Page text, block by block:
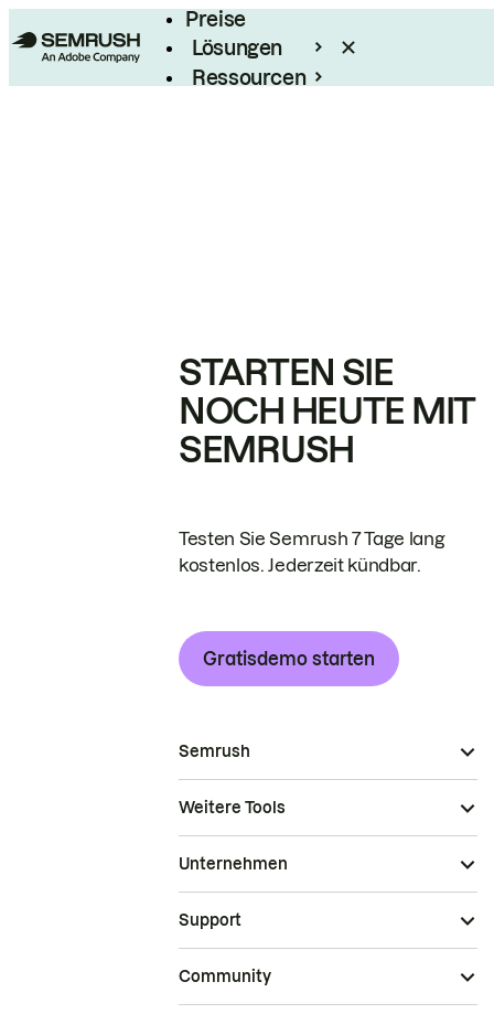
Preise
Lösungen
Ressourcen
STARTEN SIE
NOCH HEUTE MIT
SEMRUSH
Testen Sie Semrush 7 Tage lang
kostenlos. Jederzeit kündbar.
Gratisdemo starten
Semrush
Weitere Tools
Unternehmen
Support
Community